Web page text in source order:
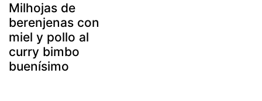
Milhojas de
berenjenas con
miel y pollo al
curry bimbo
buenísimo